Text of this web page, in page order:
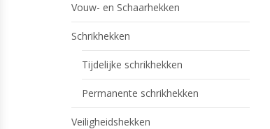
Vouw- en Schaarhekken
Schrikhekken
Tijdelijke schrikhekken
Permanente schrikhekken
Veiligheidshekken